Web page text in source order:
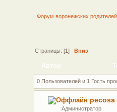
Форум воронежских родителей
Страницы: [1] Вниз
Автор
0 Пользователей и 1 Гость
pecosa
Администратор